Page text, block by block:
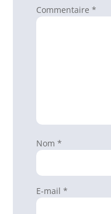
Commentaire*
Nom*
E-mail*